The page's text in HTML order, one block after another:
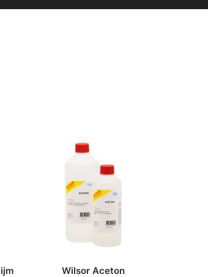
Wilsor Aceton